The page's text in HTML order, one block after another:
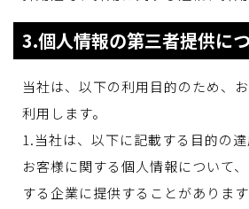
3.個人情報の第三者提供に
当社は、以下の利用目的のため、
利用します。
1.当社は、以下に記載する目的の達
お客様に関する個人情報について
する企業に提供することがあります